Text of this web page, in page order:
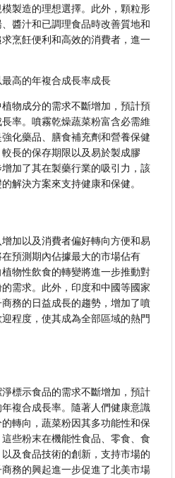
製造的理想選擇。此外，顆粒形
醬汁和已調理食品時改善質地和
烹飪便利和高效的消費者，進一
高的年複合成長率成長
物成分的需求不斷增加，預計預
率。噴霧乾燥蔬菜粉富含必需維
化藥品、膳食補充劑和營養保健
長的保存期限以及易於製成膠
加了其在製藥行業的吸引力，該
解決方案來支持健康和保健。
加以及消費者偏好轉向方便和易
預測期內佔據最大的市場佔有
物性飲食的轉變將進一步推動對
需求。此外，印度和中國等國家
務的日益成長的趨勢，增加了噴
程度，使其成為全部區域的熱門
標示食品的需求不斷增加，預計
複合成長率。隨著人們健康意識
轉向，蔬菜粉因其多功能性和保
些粉末在機能性食品、零食、食
及食品技術的創新，支持市場的
務的興起進一步促進了北美市場